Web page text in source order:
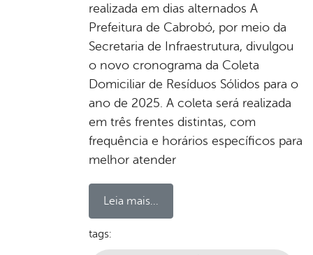
realizada em dias alternados A
Prefeitura de Cabrobó, por meio da
Secretaria de Infraestrutura, divulgou
o novo cronograma da Coleta
Domiciliar de Resíduos Sólidos para o
ano de 2025. A coleta será realizada
em três frentes distintas, com
frequência e horários específicos para
melhor atender
Leia mais...
tags: